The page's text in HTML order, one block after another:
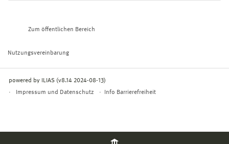
Zum öffentlichen Bereich
Nutzungsvereinbarung
powered by ILIAS (v8.14 2024-08-13)
Impressum und Datenschutz
Info Barrierefreiheit